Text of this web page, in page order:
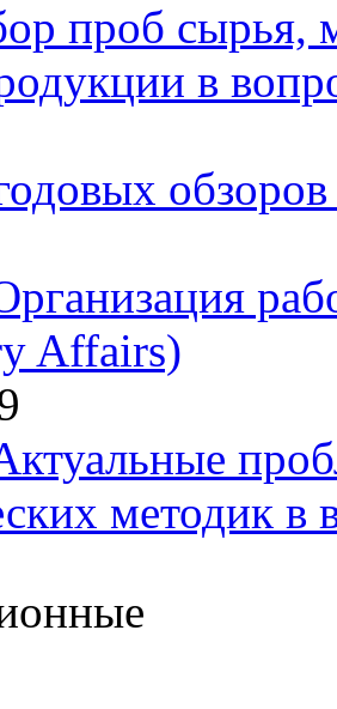
проб сырья,
в
обзоров
Affairs)
методик в